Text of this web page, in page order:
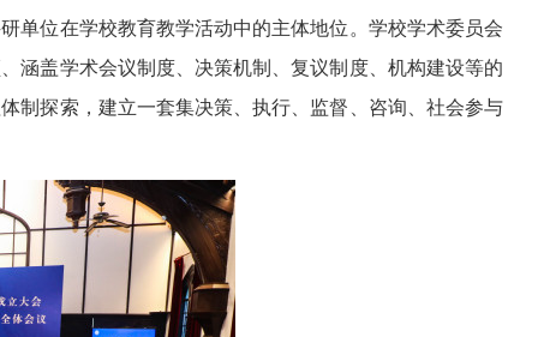
单位在学校教育教学活动中的主体地位。学校学术委员会
涵盖学术会议制度、决策机制、复议制度、机构建设等的
制探索，建立一套集决策、执行、监督、咨询、社会参与